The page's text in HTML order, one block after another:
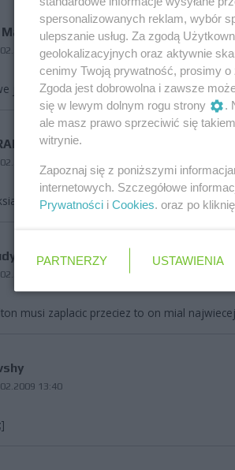
11:40
ja bym chcial dostac w pracy podwyżke o
12:10
podrożały?
13:21
musi zaplacic przeciez to on mial
13:40
spersonalizowanych reklam, wybór
ulepszanie usług. Za zgodą
geolokalizacyjnych oraz aktywnie
cenimy Twoją prywatność, prosimy o
Zgoda jest dobrowolna i zawsze
się w lewym dolnym rogu strony
.
ale masz prawo sprzeciwić się
witrynie.
Zapoznaj się z poniższymi
internetowych. Szczegółowe
Prywatności i Cookies. oraz po
PARTNERZY USTAWIENIA